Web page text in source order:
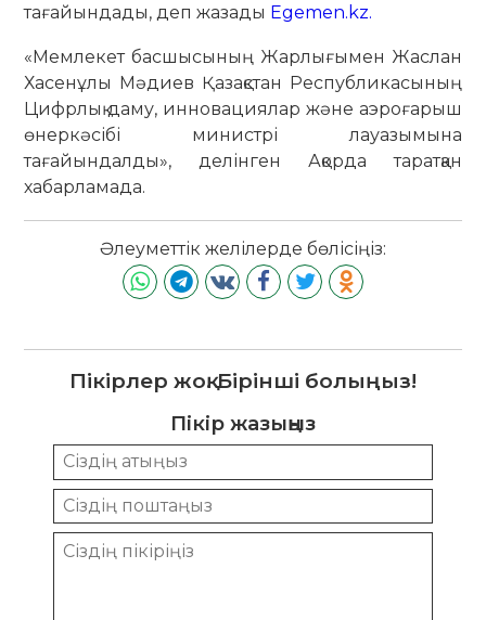
тағайындады, деп жазады Egemen.kz.
«Мемлекет басшысының Жарлығымен Жаслан
Хасенұлы Мәдиев Қазақстан Республикасының
Цифрлық даму, инновациялар және аэроғарыш
өнеркәсібі министрі лауазымына
тағайындалды», делінген Ақорда таратқан
хабарламада.
Әлеуметтік желілерде бөлісіңіз:
Пікірлер жоқ. Бірінші болыңыз!
Пікір жазыңыз